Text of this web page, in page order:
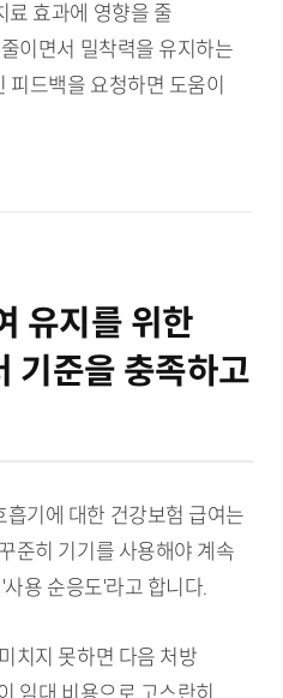
료 효과에 영향을 줄
이면서 밀착력을 유지하는
피드백을 요청하면 도움이
유지를 위한
기준을 충족하고
기에 대한 건강보험 급여는
준히 기기를 사용해야 계속
용 순응도'라고 합니다.
치지 못하면 다음 처방
임대 비용으로 고스란히